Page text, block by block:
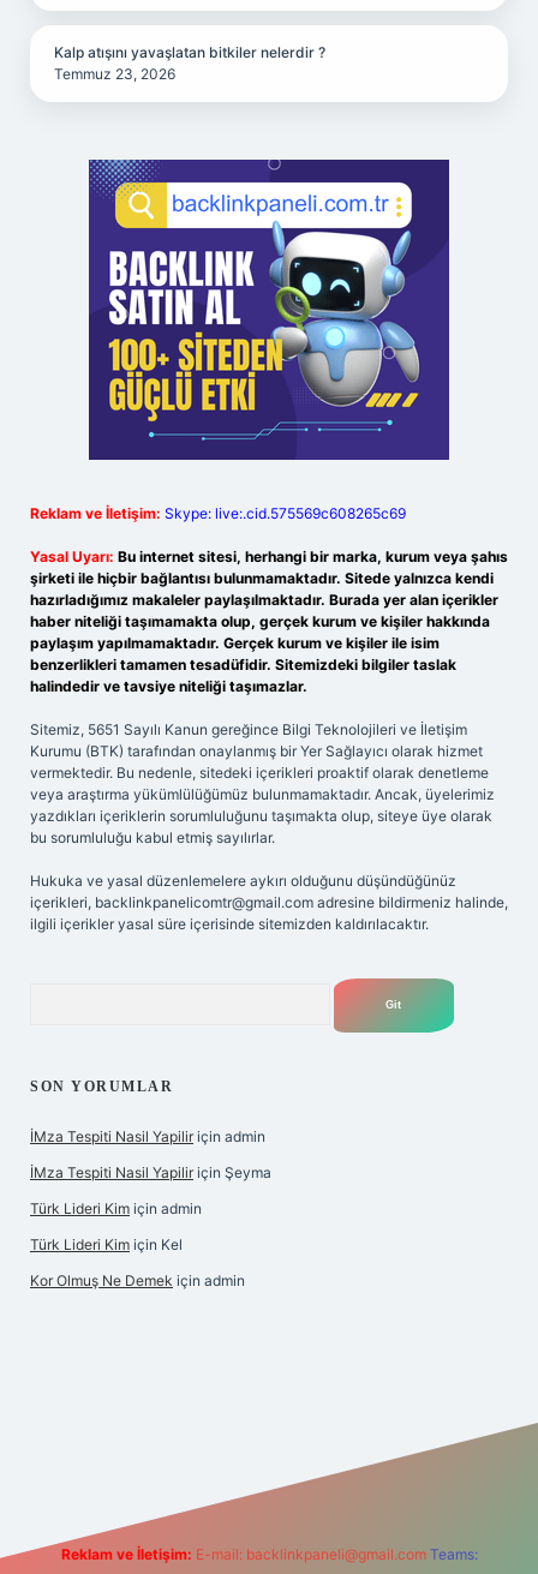
Kalp atışını yavaşlatan bitkiler nelerdir ?
Temmuz 23, 2026
Reklam ve İletişim: Skype: live:.cid.575569c608265c69
Yasal Uyarı: Bu internet sitesi, herhangi bir marka, kurum veya şahıs
şirketi ile hiçbir bağlantısı bulunmamaktadır. Sitede yalnızca kendi
hazırladığımız makaleler paylaşılmaktadır. Burada yer alan içerikler
haber niteliği taşımamakta olup, gerçek kurum ve kişiler hakkında
paylaşım yapılmamaktadır. Gerçek kurum ve kişiler ile isim
benzerlikleri tamamen tesadüfidir. Sitemizdeki bilgiler taslak
halindedir ve tavsiye niteliği taşımazlar.
Sitemiz, 5651 Sayılı Kanun gereğince Bilgi Teknolojileri ve İletişim
Kurumu (BTK) tarafından onaylanmış bir Yer Sağlayıcı olarak hizmet
vermektedir. Bu nedenle, sitedeki içerikleri proaktif olarak denetleme
veya araştırma yükümlülüğümüz bulunmamaktadır. Ancak, üyelerimiz
yazdıkları içeriklerin sorumluluğunu taşımakta olup, siteye üye olarak
bu sorumluluğu kabul etmiş sayılırlar.
Hukuka ve yasal düzenlemelere aykırı olduğunu düşündüğünüz
içerikleri, backlinkpanelicomtr@gmail.com adresine bildirmeniz halinde,
ilgili içerikler yasal süre içerisinde sitemizden kaldırılacaktır.
SON YORUMLAR
İMza Tespiti Nasil Yapilir için admin
İMza Tespiti Nasil Yapilir için Şeyma
Türk Lideri Kim için admin
Türk Lideri Kim için Kel
Kor Olmuş Ne Demek için admin
Reklam ve İletişim: E-mail: backlinkpaneli@gmail.com Teams: